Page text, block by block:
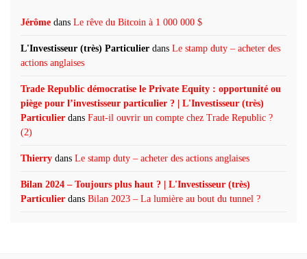
Jérôme dans Le rêve du Bitcoin à 1 000 000 $
L'Investisseur (très) Particulier dans Le stamp duty – acheter des
actions anglaises
Trade Republic démocratise le Private Equity : opportunité ou
piège pour l’investisseur particulier ? | L'Investisseur (très)
Particulier dans Faut-il ouvrir un compte chez Trade Republic ?
(2)
Thierry dans Le stamp duty – acheter des actions anglaises
Bilan 2024 – Toujours plus haut ? | L'Investisseur (très)
Particulier dans Bilan 2023 – La lumière au bout du tunnel ?